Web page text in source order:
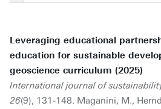
Leveraging educational
education for sustainable
geoscience curriculum (2025)
International journal of
26(9), 131-148. Maganini, M.,